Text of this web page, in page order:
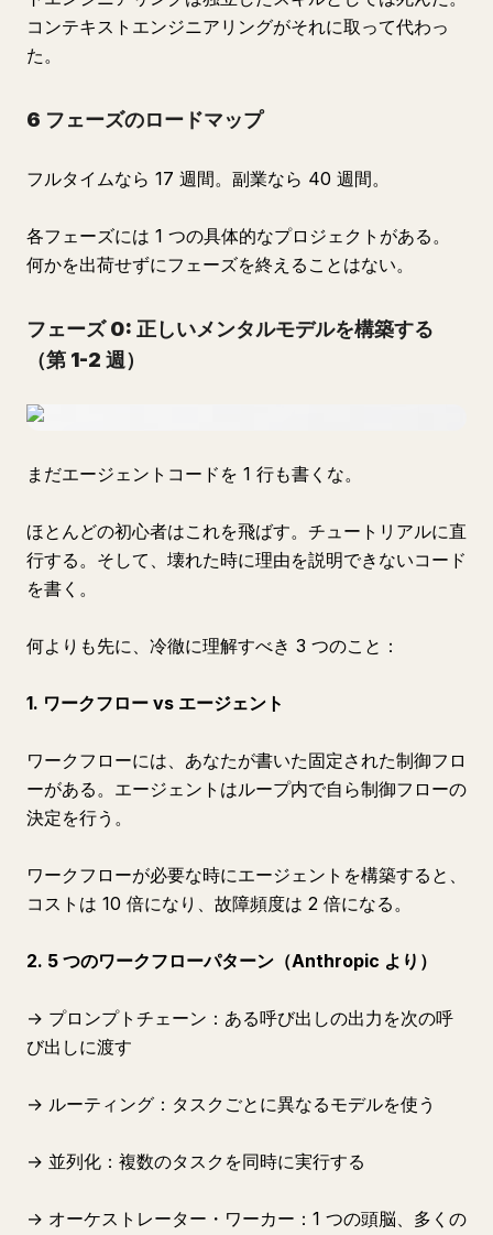
コンテキストエンジニアリングがそれに取って代わっ
た。
6 フェーズのロードマップ
フルタイムなら 17 週間。副業なら 40 週間。
各フェーズには 1 つの具体的なプロジェクトがある。
何かを出荷せずにフェーズを終えることはない。
フェーズ 0: 正しいメンタルモデルを構築する
（第 1-2 週）
まだエージェントコードを 1 行も書くな。
ほとんどの初心者はこれを飛ばす。チュートリアルに直
行する。そして、壊れた時に理由を説明できないコード
を書く。
何よりも先に、冷徹に理解すべき 3 つのこと：
1. ワークフロー vs エージェント
ワークフローには、あなたが書いた固定された制御フロ
ーがある。エージェントはループ内で自ら制御フローの
決定を行う。
ワークフローが必要な時にエージェントを構築すると、
コストは 10 倍になり、故障頻度は 2 倍になる。
2. 5 つのワークフローパターン（Anthropic より）
→ プロンプトチェーン：ある呼び出しの出力を次の呼
び出しに渡す
→ ルーティング：タスクごとに異なるモデルを使う
→ 並列化：複数のタスクを同時に実行する
→ オーケストレーター・ワーカー：1 つの頭脳、多くの